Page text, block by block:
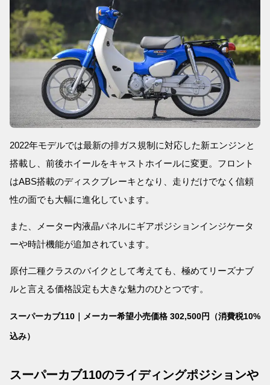
2022年モデルでは最新の排ガス規制に対応した新エンジンと
搭載し、前後ホイールをキャストホイールに変更。フロント
はABS搭載のディスクブレーキとなり、走りだけでなく信頼
性の面でも大幅に進化しています。
また、メーター内液晶パネルにギアポジションインジケータ
ーや時計機能が追加されています。
原付二種クラスのバイクとして考えても、極めてリーズナブ
ルと言える価格設定も大きな魅力のひとつです。
スーパーカブ110｜メーカー希望小売価格 302,500円（消費税10%
込み）
スーパーカブ110のライディングポジションや